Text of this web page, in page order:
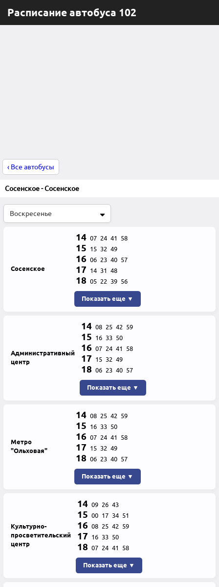
Расписание автобуса 102
‹ Все автобусы
Сосенское - Сосенское
Сосенское
14 07 24 41 58
15 15 32 49
16 06 23 40 57
17 14 31 48
18 05 22 39 56
Показать еще ▼
Административный
центр
14 08 25 42 59
15 16 33 50
16 07 24 41 58
17 15 32 49
18 06 23 40 57
Показать еще ▼
Метро
"Ольховая"
14 08 25 42 59
15 16 33 50
16 07 24 41 58
17 15 32 49
18 06 23 40 57
Показать еще ▼
Культурно-
просветительский
центр
14 09 26 43
15 00 17 34 51
16 08 25 42 59
17 16 33 50
18 07 24 41 58
Показать еще ▼